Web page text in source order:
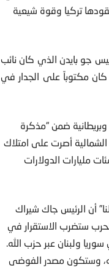
تركيا وقوة شيعية
جو بايدن الذي كان نائب
كان مكتوباً على الجدار في
ضمن “مذكرة
الشمالية أصرت على امتلاك
مليارات الدولارات
أن الرئيس جاك شيراك
وقال له “الحرب ستضرب الاستقرار في
ولبنان عبر حزب الله.
وستكون مصدر الفوضى